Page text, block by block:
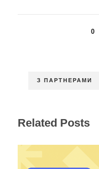
0
З ПАРТНЕРАМИ
Related Posts